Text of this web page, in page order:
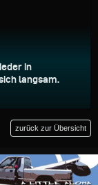
in
langsam.
zurück zur Übersicht